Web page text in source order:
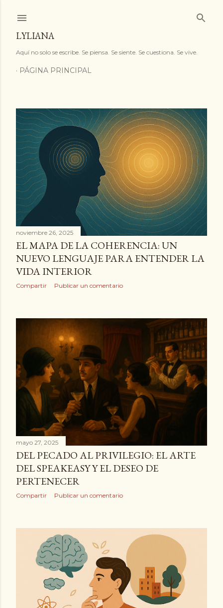
LYLIANA
Aquí no solo se escribe. Se piensa. Se siente. Se cuestiona. Se vive.
PÁGINA PRINCIPAL
E
n
t
r
a
d
a
s
noviembre 26, 2025
EL MAPA DE LA COHERENCIA: UN
NUEVO LENGUAJE PARA ENTENDER LA
VIDA INTERIOR
Compartir Publicar un comentario
mayo 27, 2025
DEL PECADO AL PRIVILEGIO: EL ARTE
DEL SPEAKEASY Y EL DESEO DE
PERTENECER
Compartir Publicar un comentario